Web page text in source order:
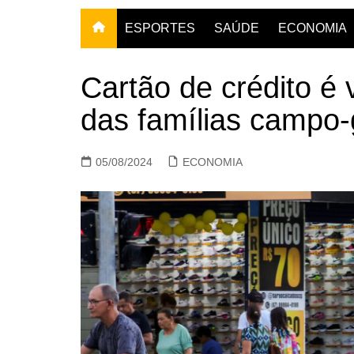
ESPORTES SAÚDE ECONOMIA
Cartão de crédito é
das famílias
05/08/2024 ECONOMIA